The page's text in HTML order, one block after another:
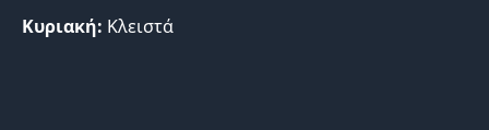
Κυριακή: Κλειστά